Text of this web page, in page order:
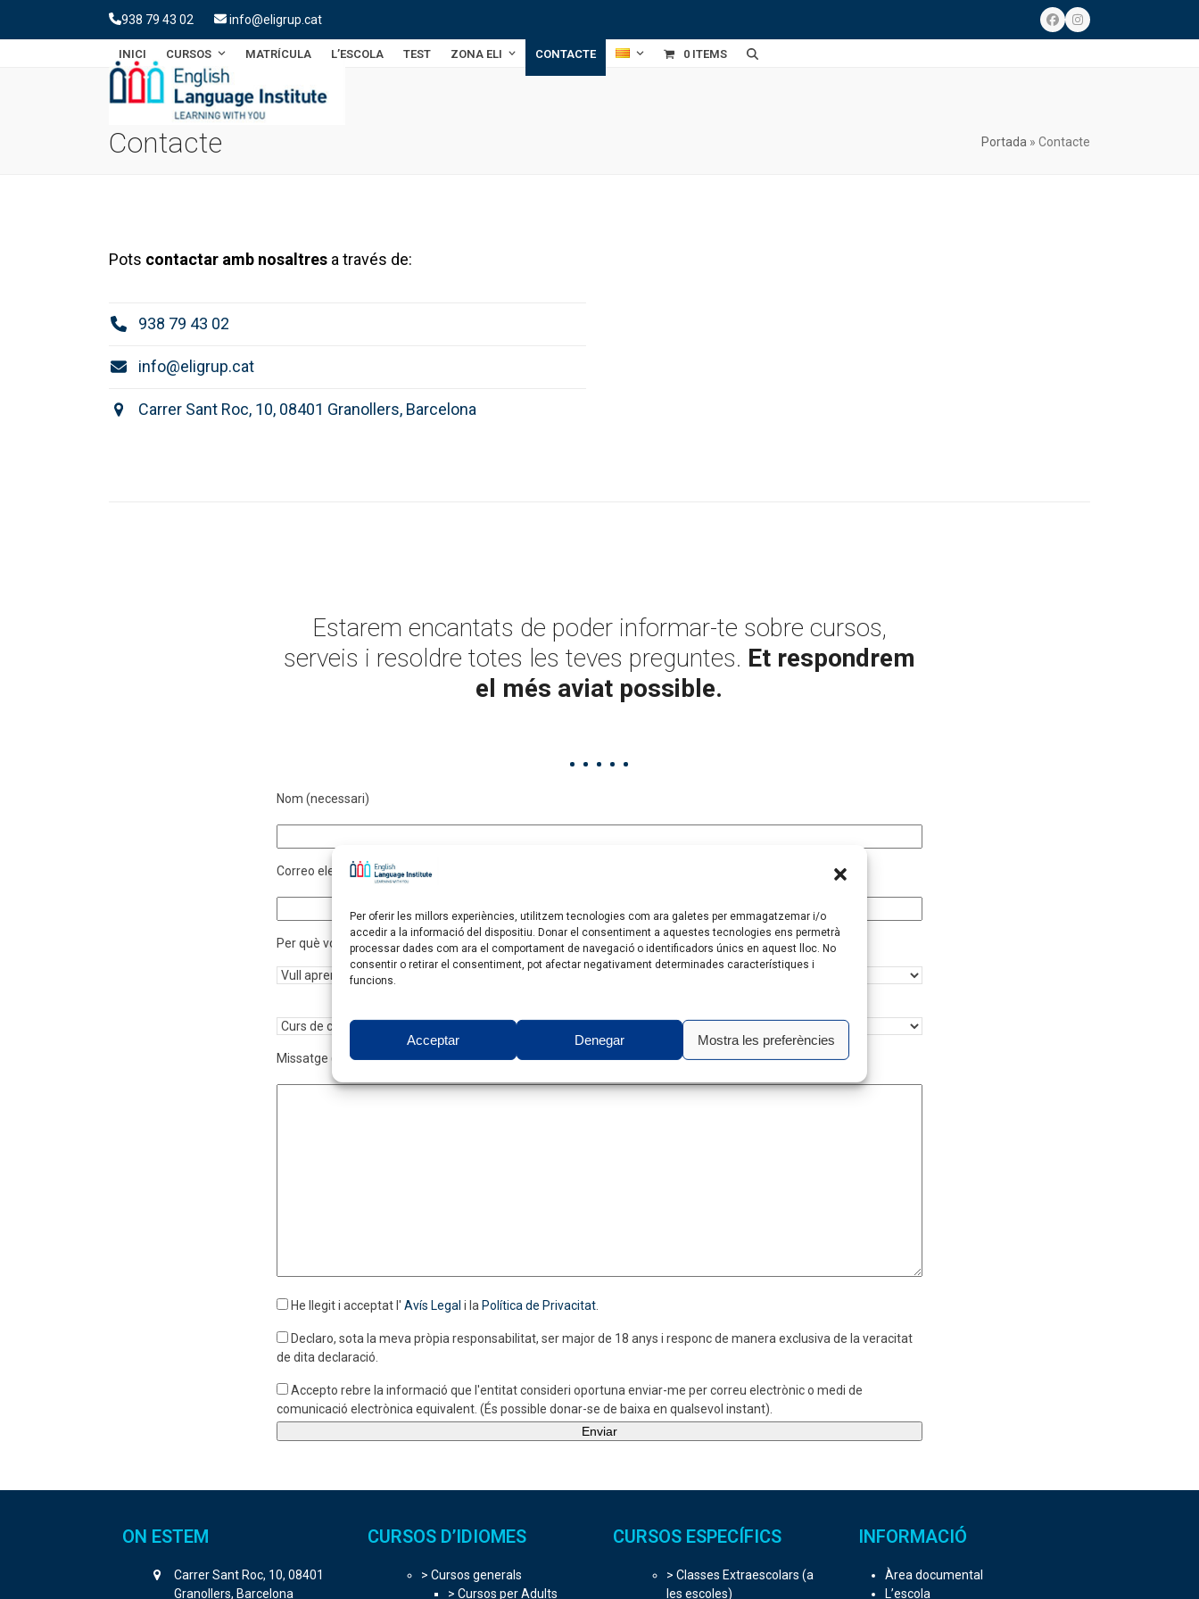
Per oferir les millors experiències, utilitzem tecnologies com ara galetes per emmagatzemar i/o
accedir a la informació del dispositiu. Donar el consentiment a aquestes tecnologies ens permetrà
processar dades com ara el comportament de navegació o identificadors únics en aquest lloc. No
consentir o retirar el consentiment, pot afectar negativament determinades característiques i
funcions.
Acceptar Denegar Mostra les preferències
938 79 43 02 info@eligrup.cat FacebookInstagram
INICI CURSOS MATRÍCULA L’ESCOLA TEST ZONA ELI CONTACTE 0 ITEMS
Contacte Portada » Contacte
Pots contactar amb nosaltres a través de:
938 79 43 02
info@eligrup.cat
Carrer Sant Roc, 10, 08401 Granollers, Barcelona
Estarem encantats de poder informar-te sobre cursos,
serveis i resoldre totes les teves preguntes. Et respondrem
el més aviat possible.
Nom (necessari)
Correo electrònic (necessari)
Per què vols contactar amb nosaltres?
Missatge (necessari)
He llegit i acceptat l'Avís Legal i la Política de Privacitat
Declaro, sota la meva pròpia responsabilitat, ser major de 18 anys i responc de manera exclusiva de la veracitat
de dita declaració.
Accepto rebre la informació que l'entitat consideri oportuna enviar-me per correu electrònic o medi de
comunicació electrònica equivalent. (És possible donar-se de baixa en qualsevol instant).
ON ESTEM
Carrer Sant Roc, 10, 08401
Granollers, Barcelona
CURSOS D’IDIOMES
> Cursos generals
> Cursos per Adults
CURSOS ESPECÍFICS
> Classes Extraescolars (a
les escoles)
INFORMACIÓ
Àrea documental
L’escola